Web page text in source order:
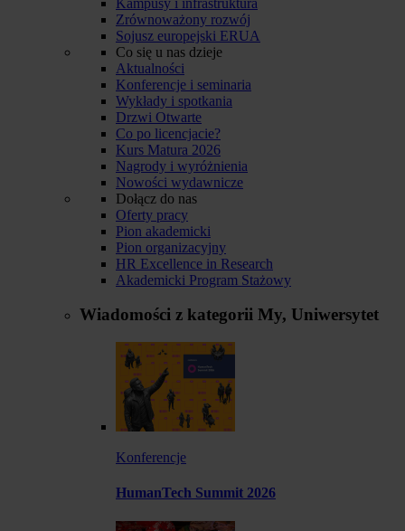
Zrównoważony rozwój
Sojusz europejski ERUA
Co się u nas dzieje
Aktualności
Konferencje i seminaria
Wykłady i spotkania
Drzwi Otwarte
Co po licencjacie?
Kurs Matura 2026
Nagrody i wyróżnienia
Nowości wydawnicze
Dołącz do nas
Oferty pracy
Pion akademicki
Pion organizacyjny
HR Excellence in Research
Akademicki Program Stażowy
Wiadomości z kategorii My, Uniwersytet
Konferencje
HumanTech Summit 2026